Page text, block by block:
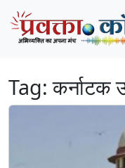
Skip to content
Skip to footer
Tag:कर्नाटक